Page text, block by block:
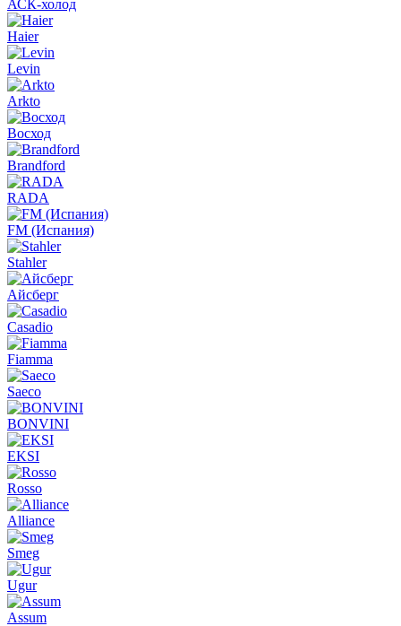
АСК-холод
Haier
Levin
Arkto
Восход
Brandford
RADA
FM (Испания)
Stahler
Айсберг
Casadio
Fiamma
Saeco
BONVINI
EKSI
Rosso
Alliance
Smeg
Ugur
Assum